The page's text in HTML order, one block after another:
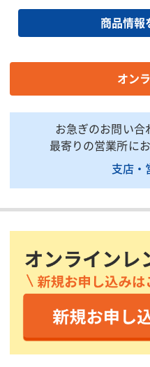
データ送信間隔(分)
電源
本体質量(g)
掲載されている仕様は、代表的な機種
商品説明・特徴
商品用途：現場での一般的な
けて様々な検知機能の安全を
管理を支援するソリューション
商品特徴：作業中の熱ストレ
通報ボタン、ヒヤリハット、
などをLPWA通信(無線通信技
可視化・分析をモニタリング
商品情報
オン
お急ぎのお問い合
最寄りの営業所に
支店・